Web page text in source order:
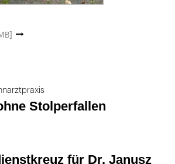
Stolperfallen
für Dr. Janusz